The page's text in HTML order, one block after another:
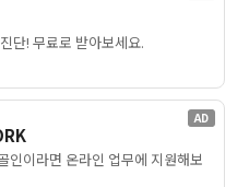
단! 무료로 받아보세요.
AD
인이라면 온라인 업무에 지원해보